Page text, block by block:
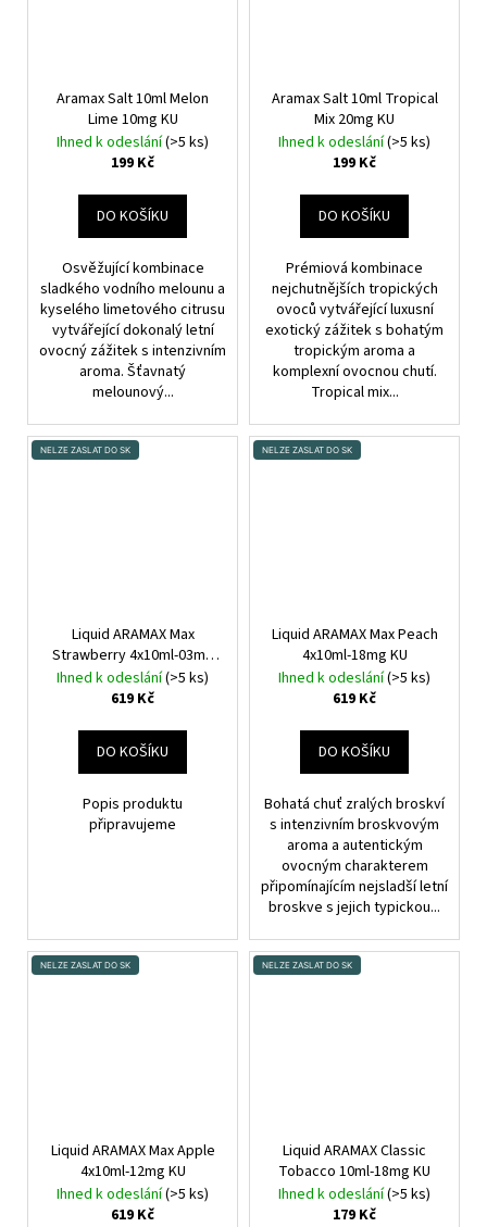
Aramax Salt 10ml Melon
Lime 10mg KU
Ihned k odeslání(>5 ks)
199 Kč
DO KOŠÍKU
Osvěžující kombinace
sladkého vodního melounu a
kyselého limetového citrusu
vytvářející dokonalý letní
ovocný zážitek s intenzivním
aroma. Šťavnatý
melounový...
Aramax Salt 10ml Tropical
Mix 20mg KU
Ihned k odeslání(>5 ks)
199 Kč
DO KOŠÍKU
Prémiová kombinace
nejchutnějších tropických
ovoců vytvářející luxusní
exotický zážitek s bohatým
tropickým aroma a
komplexní ovocnou chutí.
Tropical mix...
NELZE ZASLAT DO SK
Liquid ARAMAX Max
Strawberry 4x10ml-03mg
KUJahoda
Ihned k odeslání(>5 ks)
619 Kč
DO KOŠÍKU
Popis produktu
připravujeme
NELZE ZASLAT DO SK
Liquid ARAMAX Max Peach
4x10ml-18mg KU
Ihned k odeslání(>5 ks)
619 Kč
DO KOŠÍKU
Bohatá chuť zralých broskví
s intenzivním broskvovým
aroma a autentickým
ovocným charakterem
připomínajícím nejsladší letní
broskve s jejich typickou...
NELZE ZASLAT DO SK
Liquid ARAMAX Max Apple
4x10ml-12mg KU
Ihned k odeslání(>5 ks)
619 Kč
NELZE ZASLAT DO SK
Liquid ARAMAX Classic
Tobacco 10ml-18mg KU
Ihned k odeslání(>5 ks)
179 Kč